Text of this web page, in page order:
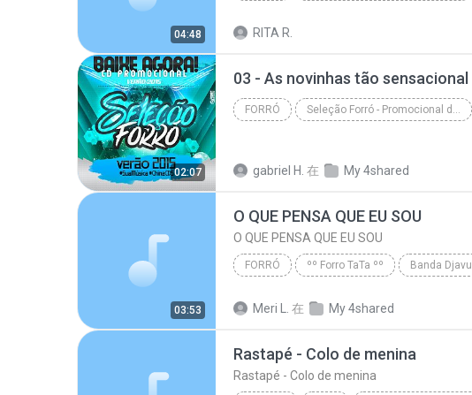
04:48 RITA R.
02:07
FORRÓ Seleção Forró - Promocional de Verão - 2015
gabriel H. 在 My 4shared
03:53
O QUE PENSA QUE EU SOU
O QUE PENSA QUE EU SOU
FORRÓ ºº Forro TaTa ºº Banda Djavu
Meri L. 在 My 4shared
Rastapé - Colo de menina
Rastapé - Colo de menina